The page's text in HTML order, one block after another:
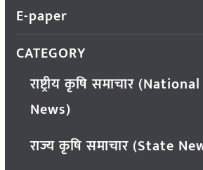
E-paper
CATEGORY
राष्ट्रीय कृषि समाचार
News)
राज्य कृषि समाचार (State